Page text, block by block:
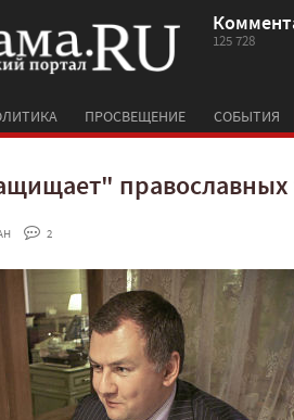
125 728
ПРОСВЕЩЕНИЕ СОБЫТИЯ
православных
2